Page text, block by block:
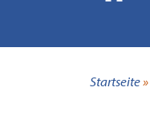
Startseite»